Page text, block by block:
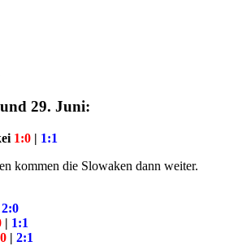
29. Juni:
1:0 | 1:1
kommen die Slowaken dann weiter.
2:0
| 1:1
| 2:1